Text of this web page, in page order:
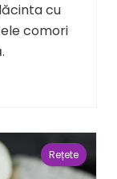
cu
comori
Rețete